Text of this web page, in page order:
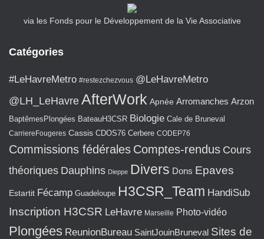
via les Fonds pour le Développement de la Vie Associative
Catégories
#LeHavreMetro #restezchezvous @LeHavreMetro
@LH_LeHavre AfterWork Apnée Arromanches Arzon
BaptêmesPlongées BateauH3CSR Biologie Cale de Bruneval
CarriereFougeres Cassis CDOS76 Cerbere CODEP76
Commissions fédérales Comptes-rendus Cours
théoriques Dauphins Dieppe Divers Dons Epaves
Estartit Fécamp Guadeloupe H3CSR_Team HandiSub
Inscription H3CSR LeHavre Marseille Photo-vidéo
Plongées ReunionBureau SaintJouinBruneval Sites de